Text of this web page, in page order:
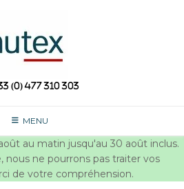
(0) 477 310 303
MENU
au matin jusqu'au 30 août inclus.
nous ne pourrons pas traiter vos
de votre compréhension.